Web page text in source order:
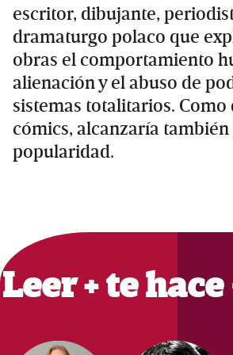
escritor, dibujante,
dramaturgo polaco que
obras el comportamiento
alienación y el abuso de
sistemas totalitarios.
cómics, alcanzaría
popularidad.
Primary
Sidebar
Leer + te